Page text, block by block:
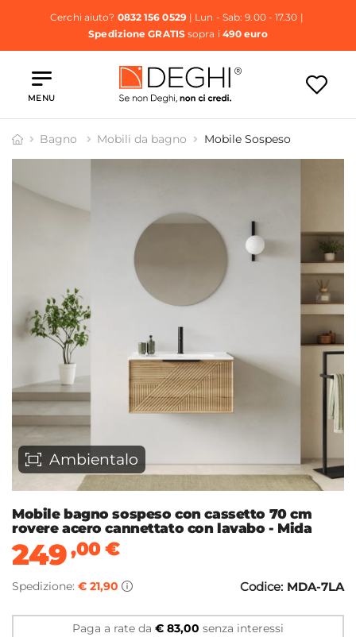
Cerchi aiuto? 0832 156 0529| Lun - Sab: 9.00 - 17.30 |
Spedizione GRATISsopra i 490 euro
MENU
Bagno Mobili da bagno Mobile Sospeso
Ambientalo
Mobile bagno sospeso con cassetto 70 cm
rovere acero cannettato con lavabo - Mida
249,00€
Spedizione: € 21,90 Codice: MDA-7LA
Paga a rate da € 83,00 senza interessi